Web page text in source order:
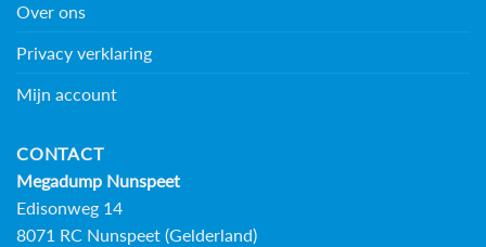
Over ons
Privacy verklaring
Mijn account
CONTACT
Megadump Nunspeet
Edisonweg 14
8071 RC Nunspeet (Gelderland)